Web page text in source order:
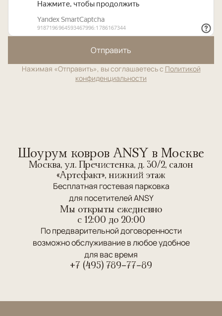
Отправить
Нажимая «Отправить», вы соглашаетесь с Политикой
конфиденциальности
Шоурум ковров ANSY в Москве
Москва, ул. Пречистенка, д. 30/2, салон
«Артефакт», нижний этаж
Бесплатная гостевая парковка
для посетителей ANSY
Мы открыты ежедневно
c 12:00 до 20:00
По предварительной договоренности
возможно обслуживание в любое удобное
для вас время
+7 (495) 789-77-89